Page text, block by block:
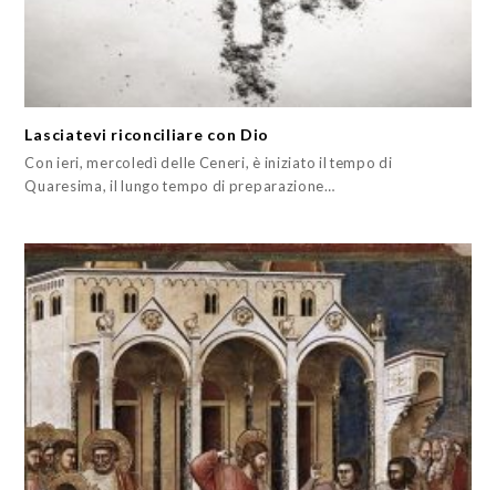
Lasciatevi riconciliare con Dio
Con ieri, mercoledì delle Ceneri, è iniziato il tempo di
Quaresima, il lungo tempo di preparazione…